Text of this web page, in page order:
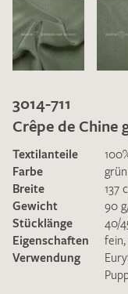
Ich bin damit
zur
Die
genommen und
3014-711
Crêpe de Chine
Textilanteile
Farbe
grün
Breite
137
Gewicht
90
Stücklänge
40/
Eigenschaften
fein,
Verwendung